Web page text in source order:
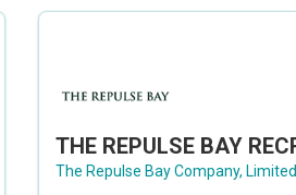
The Repulse Bay Company, Limited